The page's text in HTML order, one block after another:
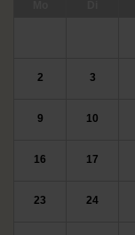
2 3
9 10
16 17
23 24